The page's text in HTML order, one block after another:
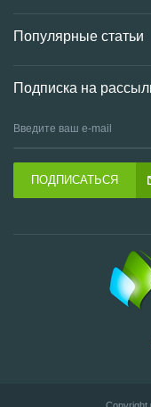
Популярные статьи
Подписка на
ПОДПИСАТЬСЯ